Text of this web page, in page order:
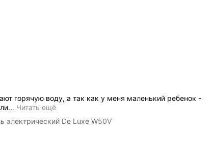
горячую воду, а так как у меня маленький ребенок -
… Читать ещё
электрический De Luxe W50V